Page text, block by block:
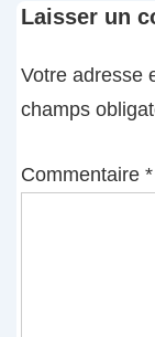
Laisser un
Votre adresse
champs
Commentaire *